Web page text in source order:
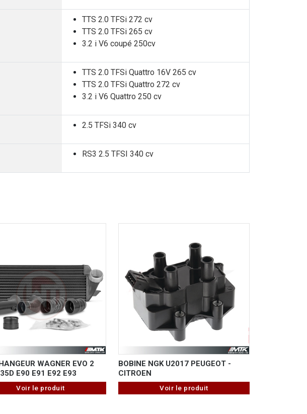
TTS 2.0 TFSi 272 cv
TTS 2.0 TFSi 265 cv
3.2 i V6 coupé 250cv
TTS 2.0 TFSi Quattro 16V 265 cv
TTS 2.0 TFSi Quattro 272 cv
3.2 i V6 Quattro 250 cv
2.5 TFSi 340 cv
RS3 2.5 TFSI 340 cv
WAGNER EVO 2
E90 E91 E92 E93
Voir le produit
BOBINE NGK U2017 PEUGEOT -
CITROEN
Voir le produit